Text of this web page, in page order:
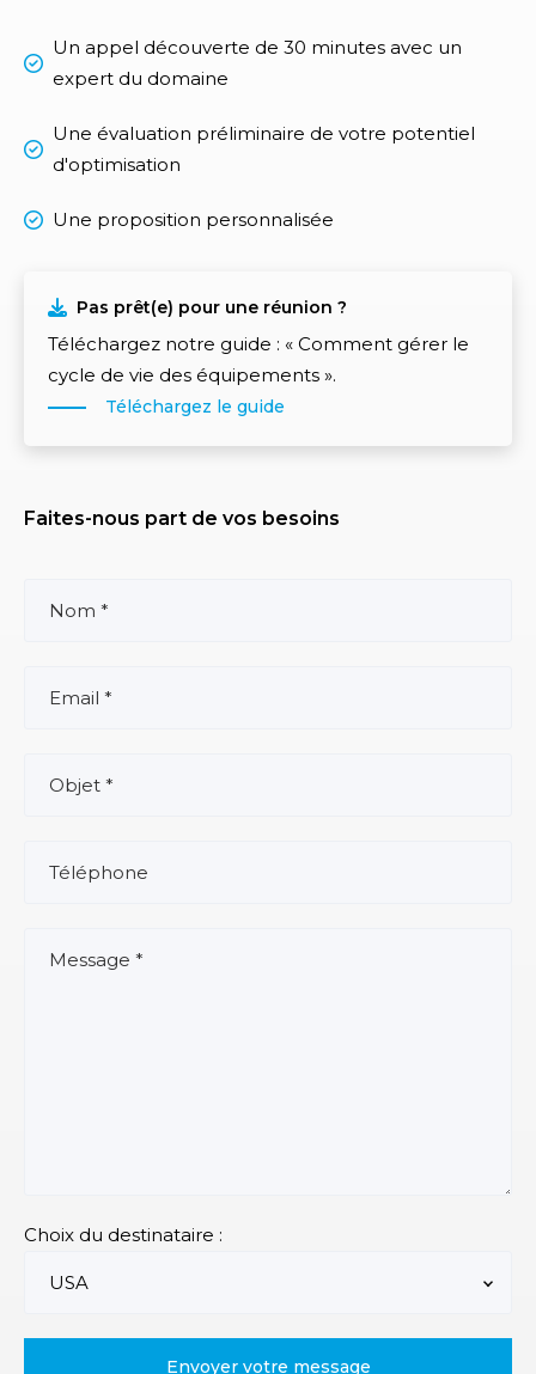
Un appel découverte de 30 minutes avec un
expert du domaine
Une évaluation préliminaire de votre potentiel
d'optimisation
Une proposition personnalisée
Pas prêt(e) pour une réunion ?
Téléchargez notre guide : « Comment gérer le
cycle de vie des équipements ».
Téléchargez le guide
Faites-nous part de vos besoins
Choix du destinataire :